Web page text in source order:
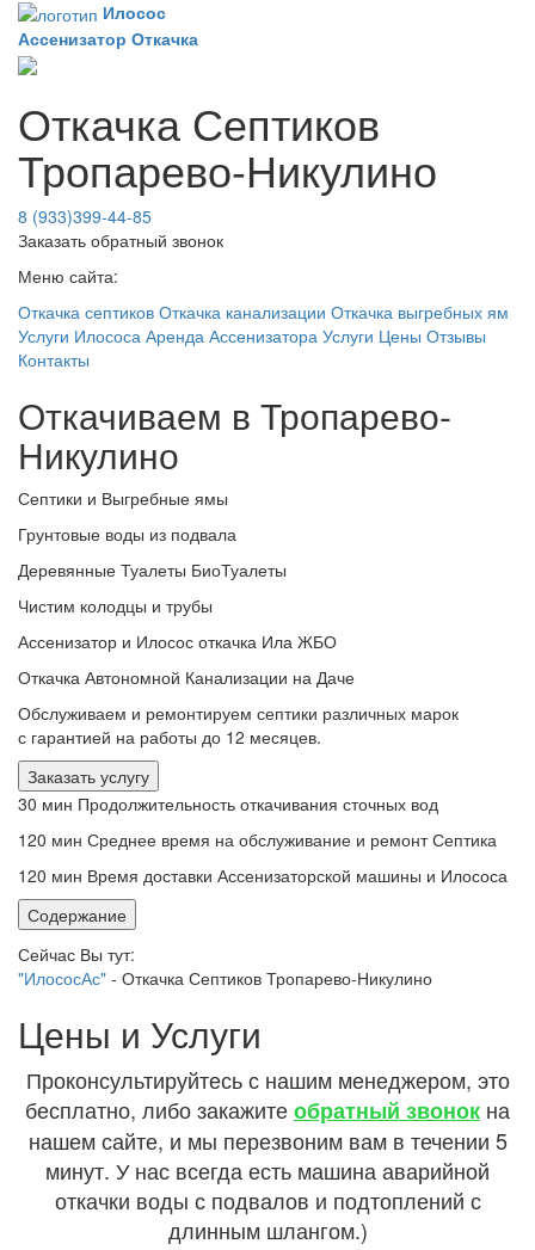
Илосос
Ассенизатор Откачка
Откачка Септиков
Тропарево-Никулино
8 (933)399-44-85
Заказать обратный звонок
Меню сайта:
Откачка септиков Откачка канализации Откачка выгребных ям
Услуги Илососа Аренда Ассенизатора Услуги Цены Отзывы
Контакты
Откачиваем в Тропарево-
Никулино
Септики и Выгребные ямы
Грунтовые воды из подвала
Деревянные Туалеты БиоТуалеты
Чистим колодцы и трубы
Ассенизатор и Илосос откачка Ила ЖБО
Откачка Автономной Канализации на Даче
Обслуживаем и ремонтируем септики различных марок
с гарантией на работы до 12 месяцев.
Заказать услугу
30 мин Продолжительность откачивания сточных вод
120 мин Среднее время на обслуживание и ремонт Септика
120 мин Время доставки Ассенизаторской машины и Илососа
Содержание
Сейчас Вы тут:
"ИлососАс" - Откачка Септиков Тропарево-Никулино
Цены и Услуги
Проконсультируйтесь с нашим менеджером, это
бесплатно, либо закажитеобратный звонок на
нашем сайте, и мы перезвоним вам в течении 5
минут. У нас всегда есть машина аварийной
откачки воды с подвалов и подтоплений с
длинным шлангом.)